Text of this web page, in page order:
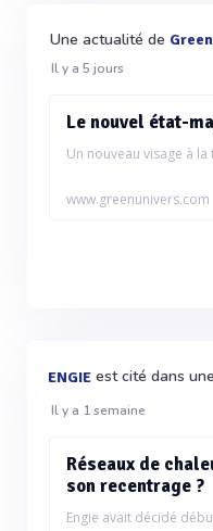
Une actualité de
Il y a 5 jours
Le nouvel état-
Un nouveau visage à
www.greenunivers.com
ENGIE est cité dans
Il y a 1 semaine
Réseaux de
son recentrage ?
Engie avait décidé